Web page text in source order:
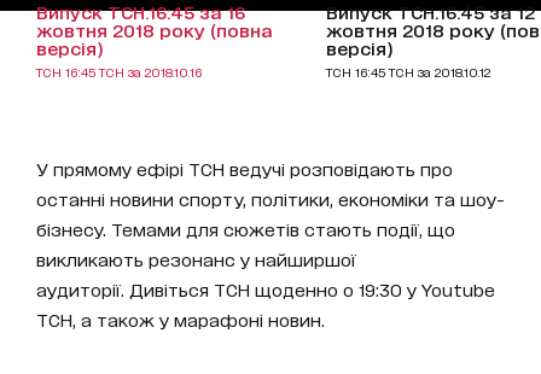
Випуск ТСН.16:45 за 16
жовтня 2018 року (повна
версія)
ТСН 16:45 ТСН за 2018.10.16
Випуск ТСН.16:45 за 12
жовтня 2018 року
версія)
ТСН 16:45 ТСН за 2018.10.12
У прямому ефірі ТСН ведучі розповідають про
останні новини спорту, політики, економіки та шоу-
бізнесу. Темами для сюжетів стають події, що
викликають резонанс у найширшої
аудиторії. Дивіться ТСН щоденно о 19:30 у Youtube
ТСН, а також у марафоні новин.